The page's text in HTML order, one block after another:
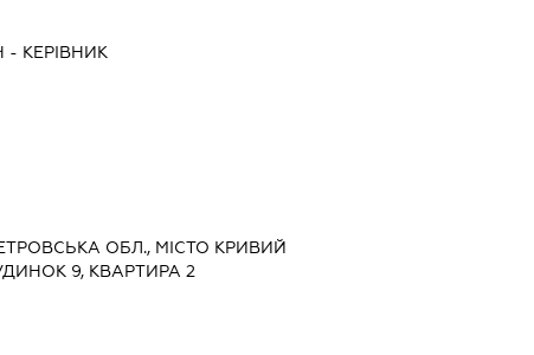
- КЕРІВНИК
ОБЛ., МІСТО КРИВИЙ
9, КВАРТИРА 2